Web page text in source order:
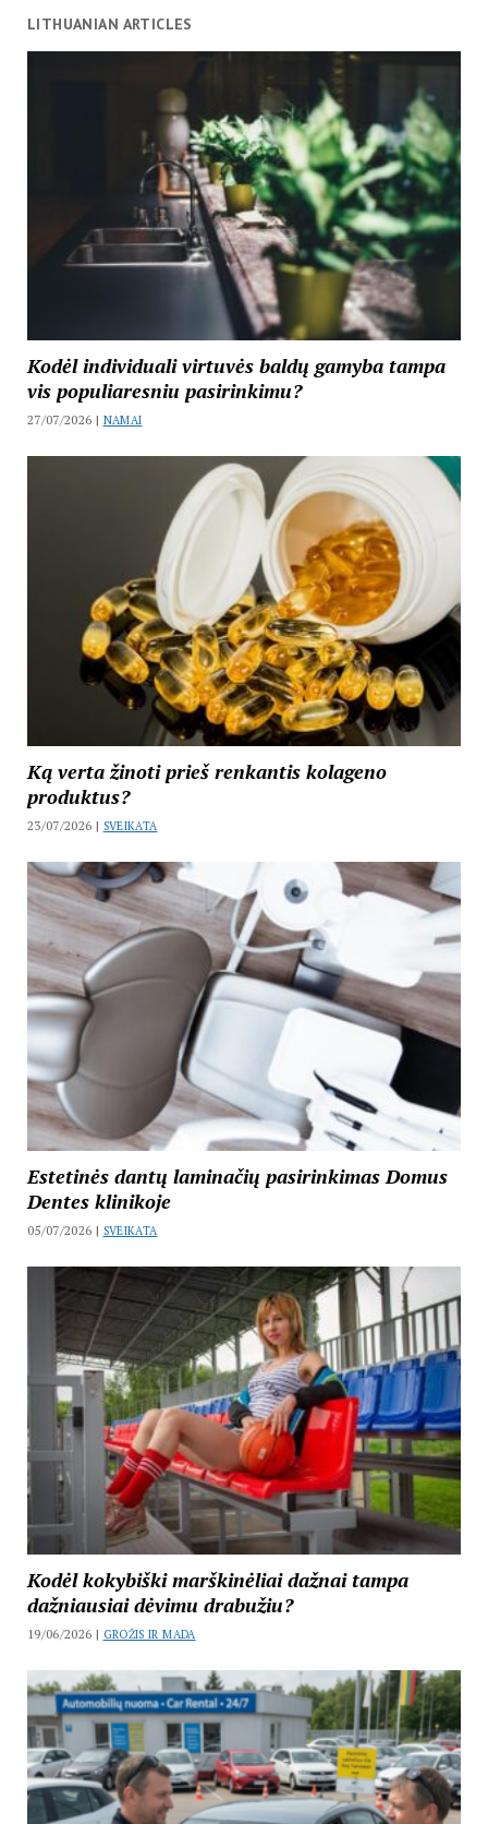
LITHUANIAN ARTICLES
Kodėl individuali virtuvės baldų gamyba tampa
vis populiaresniu pasirinkimu?
27/07/2026 | NAMAI
Ką verta žinoti prieš renkantis kolageno
produktus?
23/07/2026 | SVEIKATA
Estetinės dantų laminačių pasirinkimas Domus
Dentes klinikoje
05/07/2026 | SVEIKATA
Kodėl kokybiški marškinėliai dažnai tampa
dažniausiai dėvimu drabužiu?
19/06/2026 | GROŽIS IR MADA